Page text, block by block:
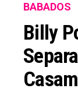
BABADOS
Billy